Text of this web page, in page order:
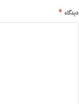
دیدگاه *